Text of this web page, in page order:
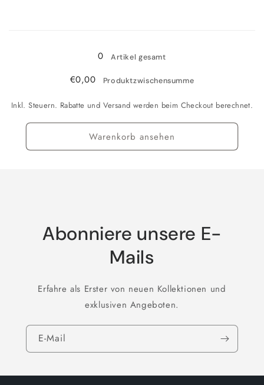
0
Artikel gesamt
€0,00 Produktzwischensumme
Inkl. Steuern. Rabatte und Versand werden beim Checkout berechnet.
Warenkorb ansehen
Abonniere unsere E-
Mails
Erfahre als Erster von neuen Kollektionen und
exklusiven Angeboten.
E-Mail